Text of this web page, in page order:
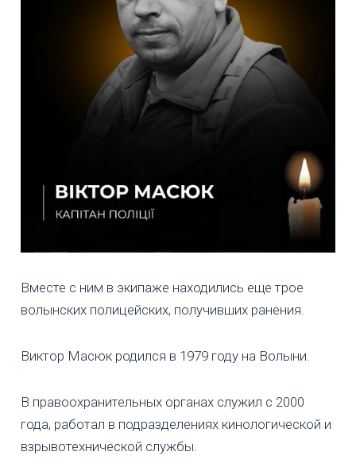
Вместе с ним в экипаже находились еще трое
волынских полицейских, получивших ранения.
Виктор Масюк родился в 1979 году на Волыни.
В правоохранительных органах служил с 2000
года, работал в подразделениях кинологической и
взрывотехнической службы.